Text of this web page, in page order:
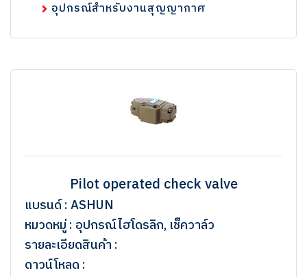
อุปกรณ์สำหรับงานสุญญากาศ
Pilot operated check valve
แบรนด์ : ASHUN
หมวดหมู่ : อุปกรณ์ไฮโดรลิก, เช็ควาล์ว
รายละเอียดสินค้า :
ดาวน์โหลด :